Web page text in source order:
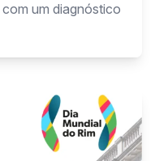
um diagnóstico